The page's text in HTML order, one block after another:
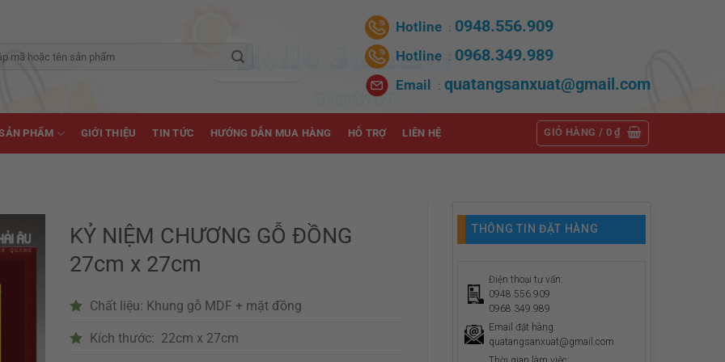
Hotline : 0948.556.909
Hotline : 0968.349.989
Email : quatangsanxuat@gmail.com
PHẨM GIỚI THIỆU TIN TỨC HƯỚNG DẪN MUA HÀNG HỖ TRỢ LIÊN HỆ GIỎ HÀNG / 0₫
THÔNG TIN ĐẶT HÀNG
Điện thoại tư vấn:
0948.556.909
0968.349.989
Email đặt hàng:
quatangsanxuat@gmail.com
KỶ NIỆM CHƯƠNG GỖ ĐỒNG
27cm x 27cm
Chất liệu: Khung gỗ MDF + mặt đồng
Kích thước: 22cm x 27cm